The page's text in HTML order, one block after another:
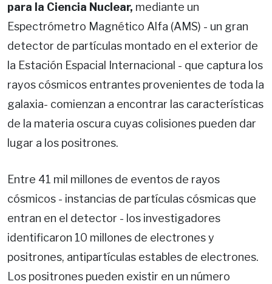
para la Ciencia Nuclear, mediante un
Espectrómetro Magnético Alfa (AMS) - un gran
detector de partículas montado en el exterior de
la Estación Espacial Internacional - que captura los
rayos cósmicos entrantes provenientes de toda la
galaxia- comienzan a encontrar las características
de la materia oscura cuyas colisiones pueden dar
lugar a los positrones.
Entre 41 mil millones de eventos de rayos
cósmicos - instancias de partículas cósmicas que
entran en el detector - los investigadores
identificaron 10 millones de electrones y
positrones, antipartículas estables de electrones.
Los positrones pueden existir en un número